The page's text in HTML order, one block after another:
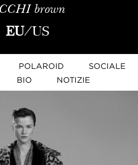
brown
EU/US
POLAROID
SOCIALE
BIO NOTIZIE